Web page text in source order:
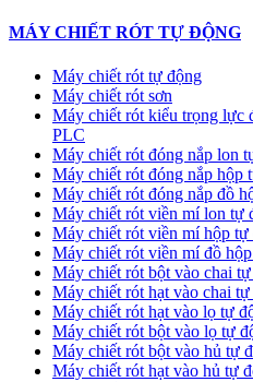
MÁY CHIẾT RÓT TỰ ĐỘNG
Máy chiết rót tự động
Máy chiết rót sơn
Máy chiết rót kiểu trọng lực
PLC
Máy chiết rót đóng nắp lon
Máy chiết rót đóng nắp hộp
Máy chiết rót đóng nắp đồ
Máy chiết rót viền mí lon tự
Máy chiết rót viền mí hộp tự
Máy chiết rót viền mí đồ
Máy chiết rót bột vào chai
Máy chiết rót hạt vào chai
Máy chiết rót hạt vào lọ tự
Máy chiết rót bột vào lọ tự
Máy chiết rót bột vào hủ tự
Máy chiết rót hạt vào hủ tự